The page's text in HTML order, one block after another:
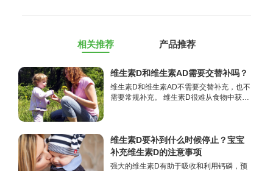
相关推荐 产品推荐
维生素D和维生素AD需要交替补吗？
维生素D和维生素AD不需要交替补充，也不
需要常规补充。 维生素D很难从食物中获
D。
维生素D要补到什么时候停止？宝宝
补充维生素D的注意事项
强大的维生素D有助于吸收和利用钙磷，预